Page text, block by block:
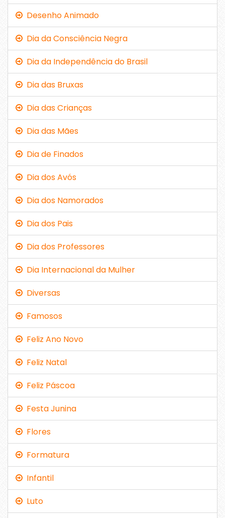
Desenho Animado
Dia da Consciência Negra
Dia da Independência do Brasil
Dia das Bruxas
Dia das Crianças
Dia das Mães
Dia de Finados
Dia dos Avós
Dia dos Namorados
Dia dos Pais
Dia dos Professores
Dia Internacional da Mulher
Diversas
Famosos
Feliz Ano Novo
Feliz Natal
Feliz Páscoa
Festa Junina
Flores
Formatura
Infantil
Luto